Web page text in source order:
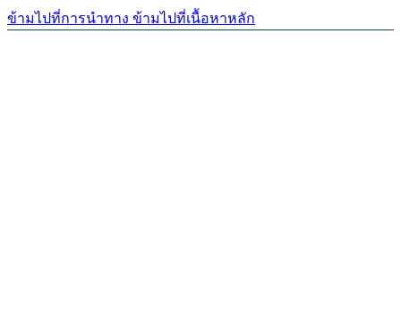
ข้ามไปที่การนำทาง ข้ามไปที่เนื้อหาหลัก